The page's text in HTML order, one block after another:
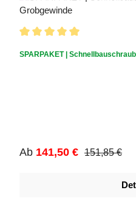
SPARPAKET |
Verkaufspreis:
Ab 141,50 € Regulärer
151,85 €